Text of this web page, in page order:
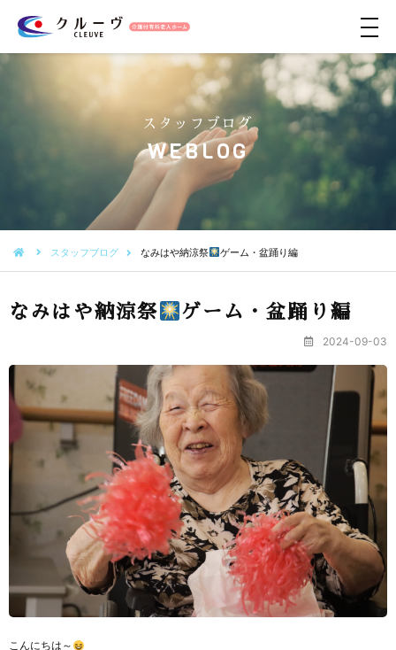
メ
ュ
ー
スタッフブログ
WEBLOG
スタッフブログ なみはや納涼祭 ゲーム・盆踊り編
なみはや納涼祭 ゲーム・盆踊り編
2024-09-03
こんにちは～